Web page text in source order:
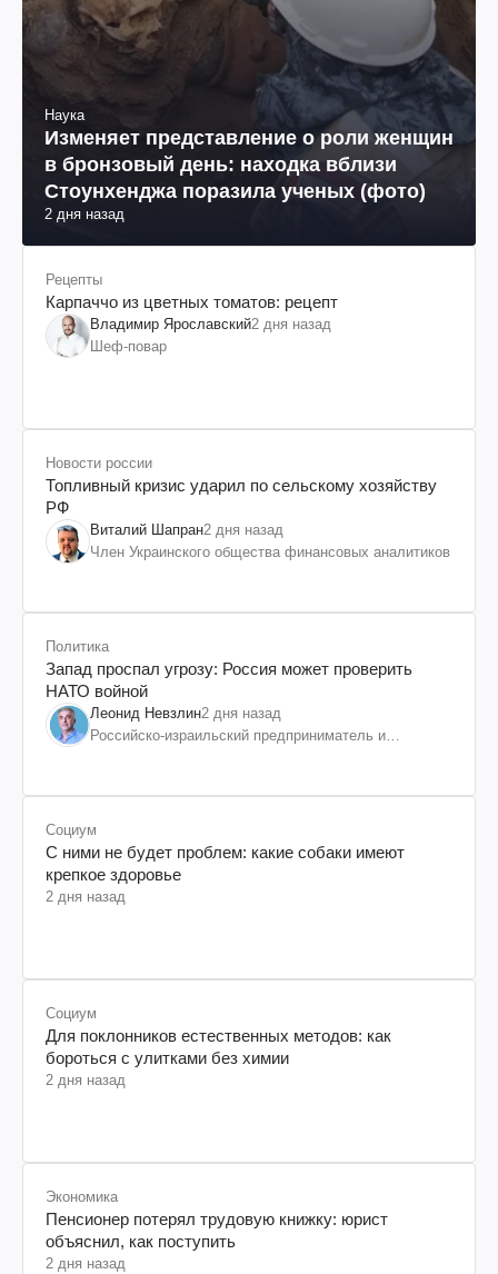
Наука
Изменяет представление о роли женщин
в бронзовый день: находка вблизи
Стоунхенджа поразила ученых (фото)
2 дня назад
Рецепты
Карпаччо из цветных томатов: рецепт
Владимир Ярославский2 дня назад
Шеф-повар
Новости россии
Топливный кризис ударил по сельскому хозяйству
РФ
Виталий Шапран2 дня назад
Член Украинского общества финансовых аналитиков
Политика
Запад проспал угрозу: Россия может проверить
НАТО войной
Леонид Невзлин2 дня назад
Российско-израильский предприниматель и
Социум
С ними не будет проблем: какие собаки имеют
крепкое здоровье
2 дня назад
Социум
Для поклонников естественных методов: как
бороться с улитками без химии
2 дня назад
Экономика
Пенсионер потерял трудовую книжку: юрист
объяснил, как поступить
2 дня назад